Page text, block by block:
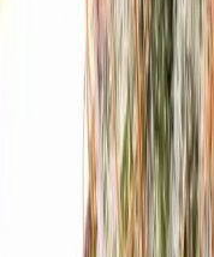
Drinkables